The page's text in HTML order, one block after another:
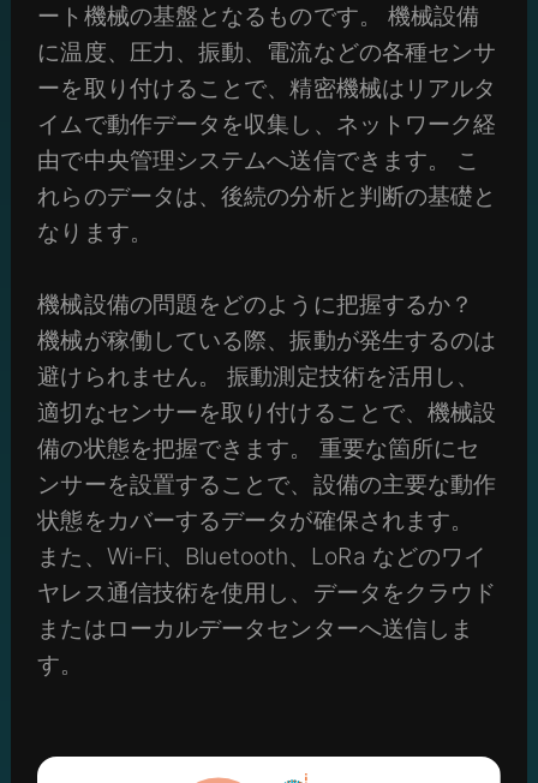
ート機械の基盤となるものです。 機械設備
に温度、圧力、振動、電流などの各種センサ
ーを取り付けることで、精密機械はリアルタ
イムで動作データを収集し、ネットワーク経
由で中央管理システムへ送信できます。 こ
れらのデータは、後続の分析と判断の基礎と
なります。
機械設備の問題をどのように把握するか？
機械が稼働している際、振動が発生するのは
避けられません。 振動測定技術を活用し、
適切なセンサーを取り付けることで、機械設
備の状態を把握できます。 重要な箇所にセ
ンサーを設置することで、設備の主要な動作
状態をカバーするデータが確保されます。
また、Wi-Fi、Bluetooth、LoRa などのワイ
ヤレス通信技術を使用し、データをクラウド
またはローカルデータセンターへ送信しま
す。